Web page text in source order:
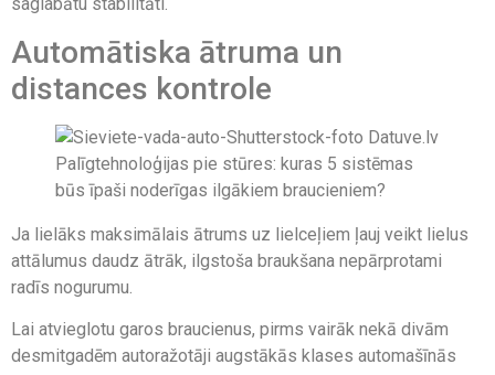
Automātiska ātruma un
distances kontrole
Ja lielāks maksimālais ātrums uz lielceļiem ļauj veikt lielus
attālumus daudz ātrāk, ilgstoša braukšana nepārprotami
radīs nogurumu.
Lai atvieglotu garos braucienus, pirms vairāk nekā divām
desmitgadēm autoražotāji augstākās klases automašīnās